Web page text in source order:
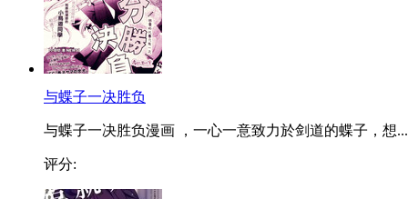
与蝶子一决胜负
与蝶子一决胜负漫画 ，一心一意致力於剑道的蝶子，想...
评分: